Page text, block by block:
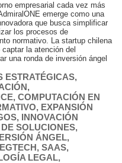
empresarial cada vez más
emerge como una
que busca simplificar
los procesos de
normativo. La startup chilena
captar la atención del
una ronda de inversión ángel
ESTRATÉGICAS,
,
, COMPUTACIÓN EN
, EXPANSIÓN
, INNOVACIÓN
SOLUCIONES,
ÁNGEL,
, SAAS,
LEGAL,